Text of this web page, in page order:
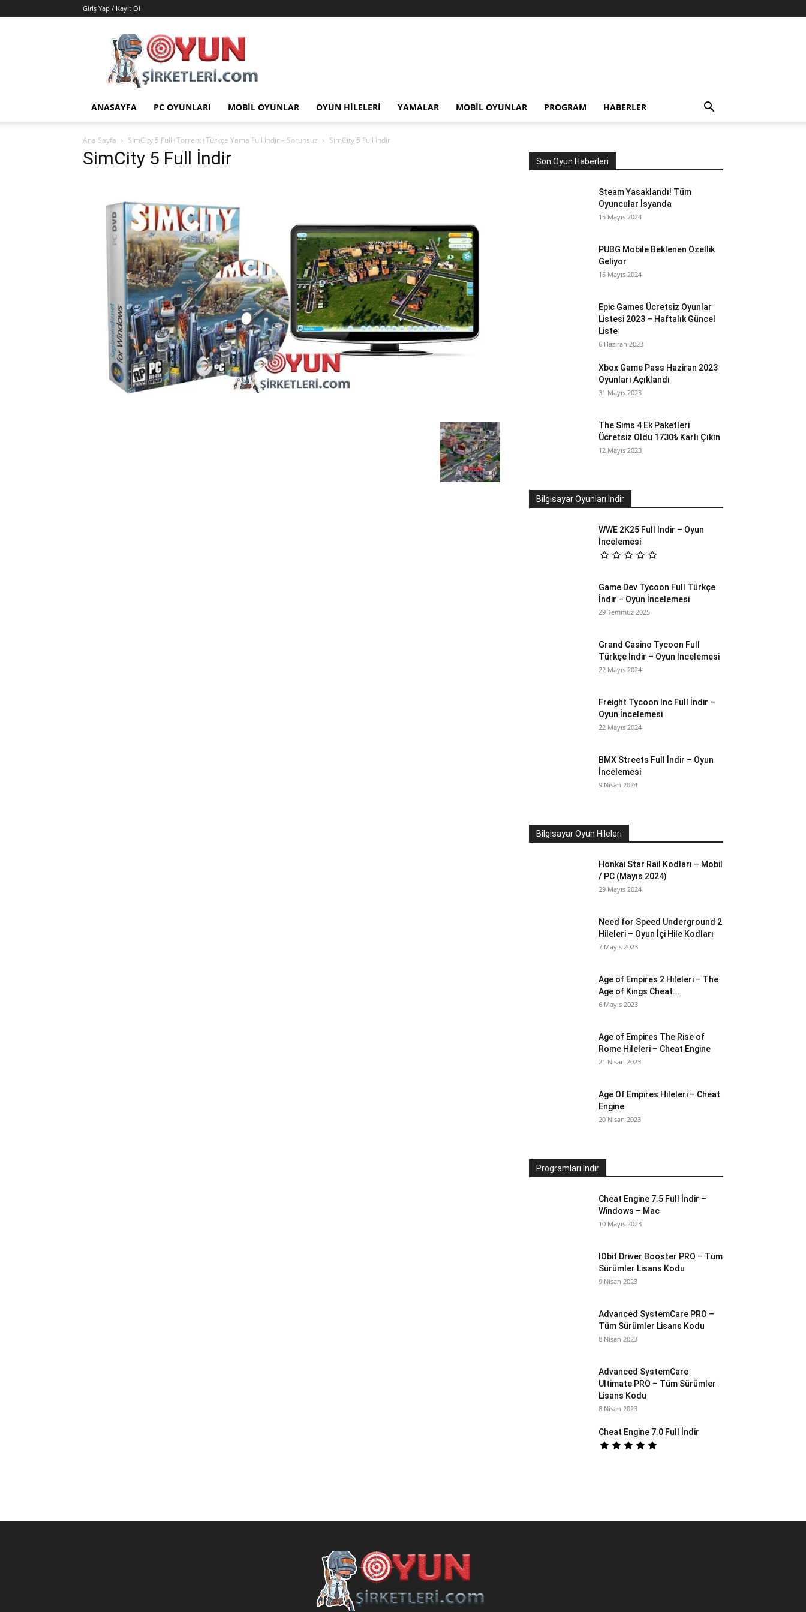
Giriş Yap / Kayıt Ol
Oyun
Şirketleri
|
Oyunlar
Hileler
ANASAYFA PC OYUNLARI MOBIL OYUNLAR OYUN HILELERI YAMALAR MOBIL OYUNLAR PROGRAM HABERLER
Ana Sayfa SimCity 5 Full+Torrent+Türkçe Yama Full İndir – Sorunsuz SimCity 5 Full İndir
SimCity 5 Full İndir Son Oyun Haberleri
Steam Yasaklandı! Tüm
Oyuncular İsyanda
15 Mayıs 2024
PUBG Mobile Beklenen Özellik
Geliyor
15 Mayıs 2024
Epic Games Ücretsiz Oyunlar
Listesi 2023 – Haftalık Güncel
Liste
6 Haziran 2023
Xbox Game Pass Haziran 2023
Oyunları Açıklandı
31 Mayıs 2023
The Sims 4 Ek Paketleri
Ücretsiz Oldu 1730₺ Karlı Çıkın
12 Mayıs 2023
Bilgisayar Oyunları İndir
WWE 2K25 Full İndir – Oyun
İncelemesi
Game Dev Tycoon Full Türkçe
İndir – Oyun İncelemesi
29 Temmuz 2025
Grand Casino Tycoon Full
Türkçe İndir – Oyun İncelemesi
22 Mayıs 2024
Freight Tycoon Inc Full İndir –
Oyun İncelemesi
22 Mayıs 2024
BMX Streets Full İndir – Oyun
İncelemesi
9 Nisan 2024
Bilgisayar Oyun Hileleri
Honkai Star Rail Kodları – Mobil
/ PC (Mayıs 2024)
29 Mayıs 2024
Need for Speed Underground 2
Hileleri – Oyun İçi Hile Kodları
7 Mayıs 2023
Age of Empires 2 Hileleri – The
Age of Kings Cheat...
6 Mayıs 2023
Age of Empires The Rise of
Rome Hileleri – Cheat Engine
21 Nisan 2023
Age Of Empires Hileleri – Cheat
Engine
20 Nisan 2023
Programları İndir
Cheat Engine 7.5 Full İndir –
Windows – Mac
10 Mayıs 2023
IObit Driver Booster PRO – Tüm
Sürümler Lisans Kodu
9 Nisan 2023
Advanced SystemCare PRO –
Tüm Sürümler Lisans Kodu
8 Nisan 2023
Advanced SystemCare
Ultimate PRO – Tüm Sürümler
Lisans Kodu
8 Nisan 2023
Cheat Engine 7.0 Full İndir